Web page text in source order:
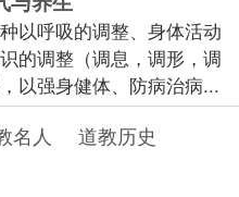
以呼吸的调整、身体活动
的调整（调息，调形，调
以强身健体、防病治病...
名人 道教历史